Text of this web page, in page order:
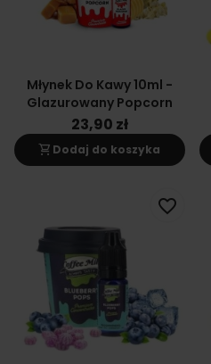
Młynek Do Kawy 10ml -
Glazurowany Popcorn
23,90 zł
shopping_cart Dodaj do koszyka
favorite_border